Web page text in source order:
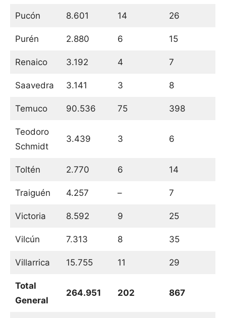
Pucón 8.601 14 26
Purén 2.880 6 15
Renaico 3.192 4 7
Saavedra 3.141 3 8
Temuco 90.536 75 398
Teodoro
Schmidt
3.439 3 6
Toltén 2.770 6 14
Traiguén 4.257 – 7
Victoria 8.592 9 25
Vilcún 7.313 8 35
Villarrica 15.755 11 29
Total
General
264.951 202 867